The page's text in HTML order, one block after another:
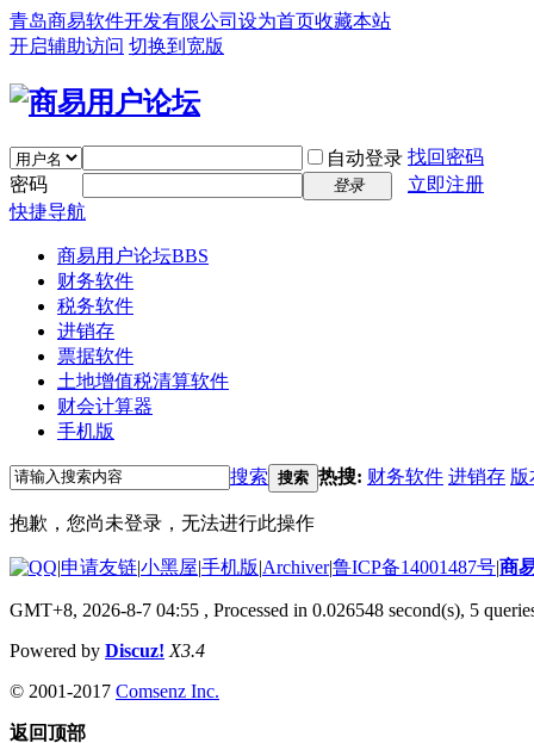
青岛商易软件开发有限公司 设为首页收藏本站
开启辅助访问 切换到宽版
自动登录 找回密码
密码
登录
立即注册
快捷导航
商易用户论坛BBS
财务软件
税务软件
进销存
票据软件
土地增值税清算软件
财会计算器
手机版
搜索 搜索 热搜: 财务软件 进销存 版
抱歉，您尚未登录，无法进行此操作
|申请友链|小黑屋|手机版|Archiver|鲁ICP备14001487号|商
GMT+8, 2026-8-7 04:55 , Processed in 0.026548 second(s), 5
Powered by Discuz! X3.4
© 2001-2017 Comsenz Inc.
返回顶部